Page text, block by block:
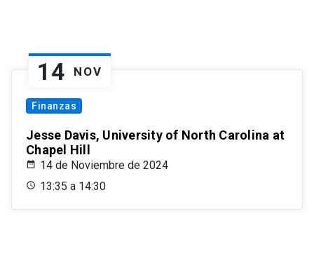
14 NOV
Finanzas
Jesse Davis, University of North Carolina at
Chapel Hill
14 de Noviembre de 2024
13:35 a 14:30